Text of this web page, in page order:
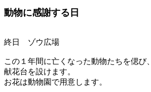
動物に感謝する日
終日 ゾウ広場
この１年間に亡くなった動物たちを偲び、
献花台を設けます。
お花は動物園で用意します。